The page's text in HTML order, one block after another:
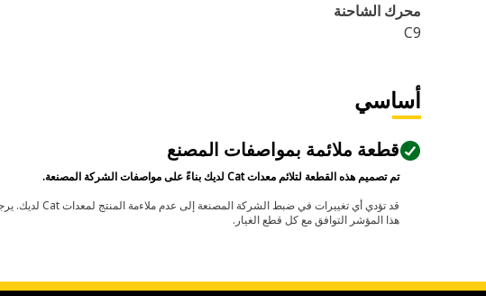
محرك الشاحنة
C9
أساسي
قطعة ملائمة بمواصفات المصنع
تم تصميم هذه القطعة لتلائم معدات Cat لديك بناءً على مواصفات الشركة المصنعة.
هذا المؤشر التوافق مع كل قطع الغيار.